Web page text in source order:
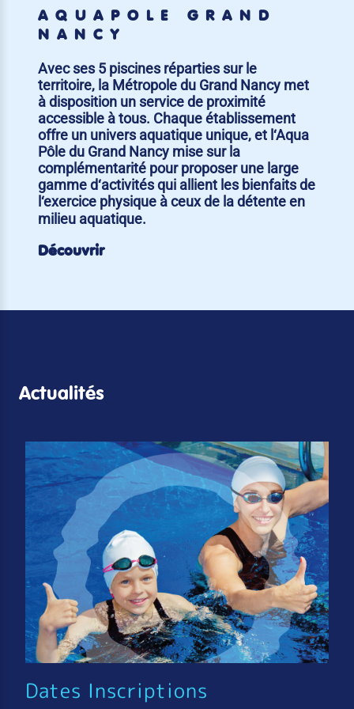
AQUAPÔLE GRAND
NANCY
Avec ses 5 piscines réparties sur le
territoire, la Métropole du Grand Nancy met
à disposition un service de proximité
accessible à tous. Chaque établissement
offre un univers aquatique unique, et l‘Aqua
Pôle du Grand Nancy mise sur la
complémentarité pour proposer une large
gamme d‘activités qui allient les bienfaits de
l‘exercice physique à ceux de la détente en
milieu aquatique.
Découvrir
Actualités
Dates Inscriptions